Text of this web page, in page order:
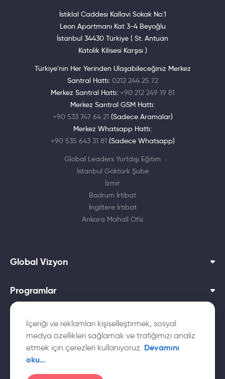
İçeriği ve reklamları kişiselleştirmek, sosyal
medya özellikleri sağlamak ve trafiğimizi analiz
etmek için çerezleri kullanıyoruz. Devamını
oku…
İstiklal Caddesi Kallavi Sokak No:1
Leon Apartmanı Kat 3-4 Beyoğlu
İstanbul 34430 Türkiye ( St. Antuan
Katolik Kilisesi Karşısı )
Türkiye'nin Her Yerinden Ulaşabileceğiniz Merkez
Santral Hattı: 0212 244 25 72
Merkez Santral Hattı: +90 212 249 19 81
Merkez Santral GSM Hattı:
+90 533 747 64 21 (Sadece Aramalar)
Merkez Whatsapp Hattı:
+90 535 643 31 81 (Sadece Whatsapp)
Global Leaders Yurtdışı Eğitim
İstanbul Göktürk Şube
İzmir
Bodrum İrtibat
İngiltere İrtibat
Ankara Mahall Ofis
Global Vizyon
Programlar
Dil Okulları
Yurtdışı Üniversiteler